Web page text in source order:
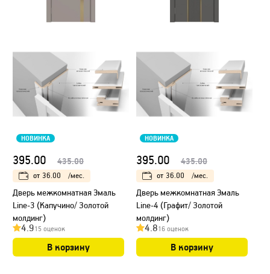
НОВИНКА
395.00 435.00
от 36.00 /мес.
Дверь межкомнатная Эмаль
Line-3 (Капучино/ Золотой
молдинг)
4.915 оценок
В корзину
НОВИНКА
395.00 435.00
от 36.00 /мес.
Дверь межкомнатная Эмаль
Line-4 (Графит/ Золотой
молдинг)
4.816 оценок
В корзину